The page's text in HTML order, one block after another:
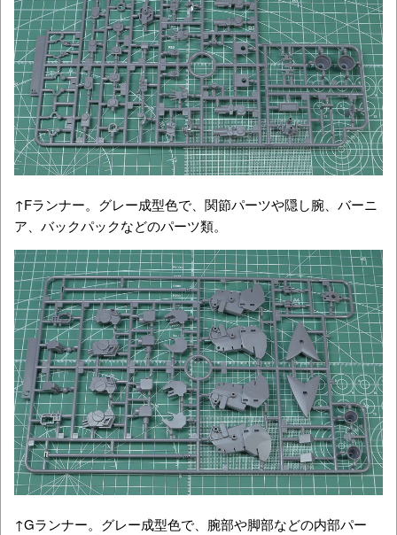
↑Fランナー。グレー成型色で、関節パーツや隠し腕、バーニ
ア、バックパックなどのパーツ類。
↑Gランナー。グレー成型色で、腕部や脚部などの内部パー